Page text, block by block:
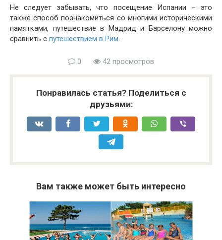
Не следует забывать, что посещение Испании – это
также способ познакомиться со многими историческими
памятками, путешествие в Мадрид и Барселону можно
сравнить с путешествием в Рим.
0 42 просмотров
Понравилась статья? Поделиться с
друзьями:
Вам также может быть интересно